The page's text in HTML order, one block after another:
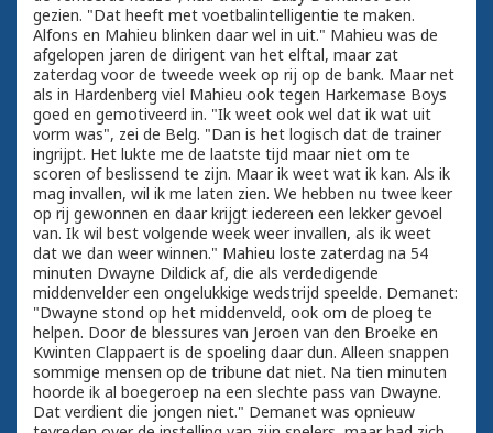
gezien. "Dat heeft met voetbalintelligentie te maken.
Alfons en Mahieu blinken daar wel in uit." Mahieu was de
afgelopen jaren de dirigent van het elftal, maar zat
zaterdag voor de tweede week op rij op de bank. Maar net
als in Hardenberg viel Mahieu ook tegen Harkemase Boys
goed en gemotiveerd in. "Ik weet ook wel dat ik wat uit
vorm was", zei de Belg. "Dan is het logisch dat de trainer
ingrijpt. Het lukte me de laatste tijd maar niet om te
scoren of beslissend te zijn. Maar ik weet wat ik kan. Als ik
mag invallen, wil ik me laten zien. We hebben nu twee keer
op rij gewonnen en daar krijgt iedereen een lekker gevoel
van. Ik wil best volgende week weer invallen, als ik weet
dat we dan weer winnen." Mahieu loste zaterdag na 54
minuten Dwayne Dildick af, die als verdedigende
middenvelder een ongelukkige wedstrijd speelde. Demanet:
"Dwayne stond op het middenveld, ook om de ploeg te
helpen. Door de blessures van Jeroen van den Broeke en
Kwinten Clappaert is de spoeling daar dun. Alleen snappen
sommige mensen op de tribune dat niet. Na tien minuten
hoorde ik al boegeroep na een slechte pass van Dwayne.
Dat verdient die jongen niet." Demanet was opnieuw